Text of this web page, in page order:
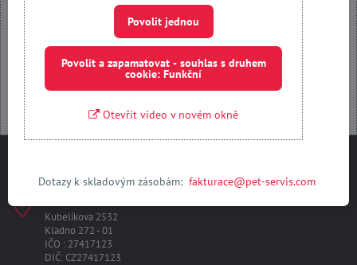
Povolit a zapamatovat - souhlas s druhem cookie: Funkční
Otevřít obsah v novém okně
Kubelíkova 2532
Kladno 272 - 01
IČO : 27417123
DIČ: CZ27417123
Povolit jednou
Povolit a zapamatovat - souhlas s druhem
cookie: Funkční
Otevřít video v novém okně
Dotazy k skladovým zásobám:fakturace@pet-servis.com